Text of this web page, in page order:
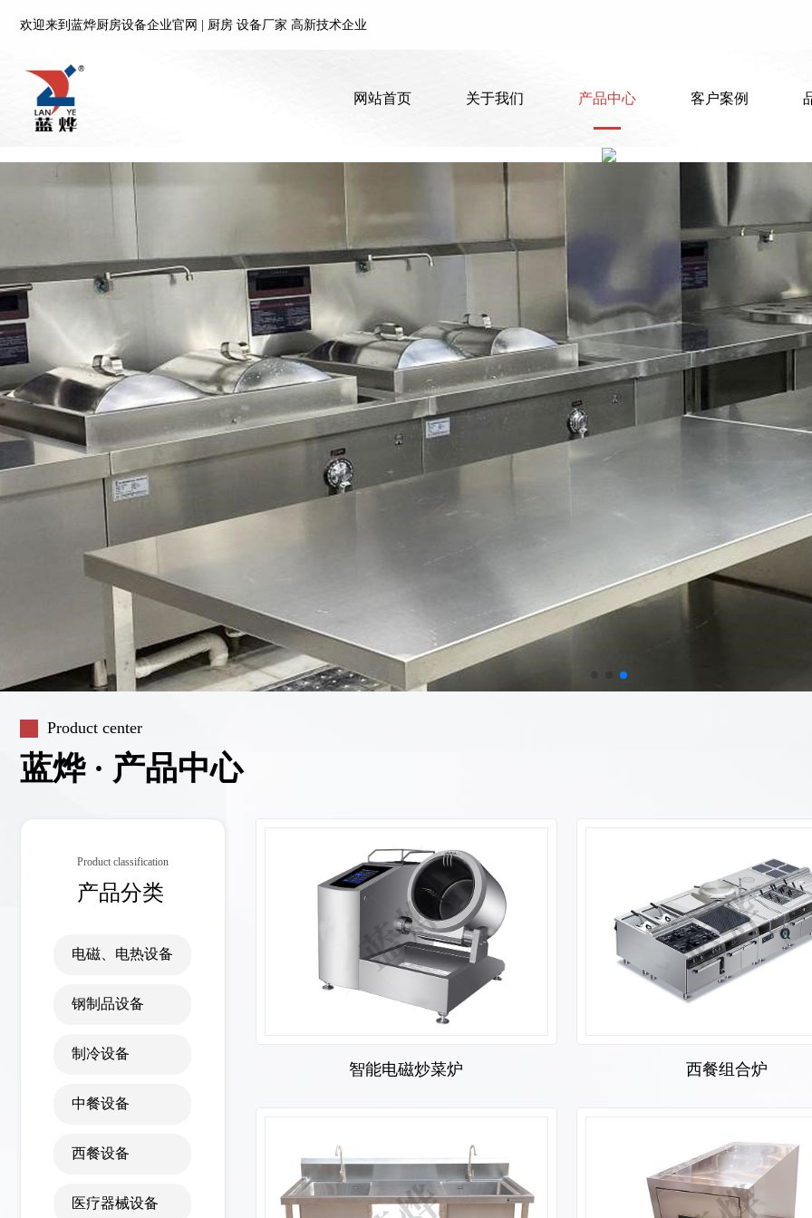
欢迎来到蓝烨厨房设备企业官网 | 厨房 设备厂家 高新技术企业
网站首页 关于我们 产品中心 客户案例
Product center
蓝烨 · 产品中心
Product classification
产品分类
电磁、电热设备
钢制品设备
制冷设备
中餐设备
西餐设备
医疗器械设备
智能电磁炒菜炉 西餐组合炉
欢迎来到蓝烨厨房设备企业官网 | 厨房 设备厂家 高新技术企业
网站首页 关于我们 产品中心 客户案例